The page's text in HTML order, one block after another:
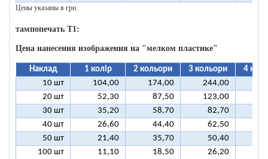
Цены указаны в грн.
тампопечать T1:
Цена нанесения изображения на "мелком пластике"
Наклад 1 колір 2 кольори 3 кольори
4
10 шт
104,00 174,00 244,00
20 шт
52,30 87,50 123,00
30 шт
35,20 58,70 82,70
40 шт
26,60 44,40 62,50
50 шт
21,40 35,70 50,40
100 шт
11,10 18,50 26,20